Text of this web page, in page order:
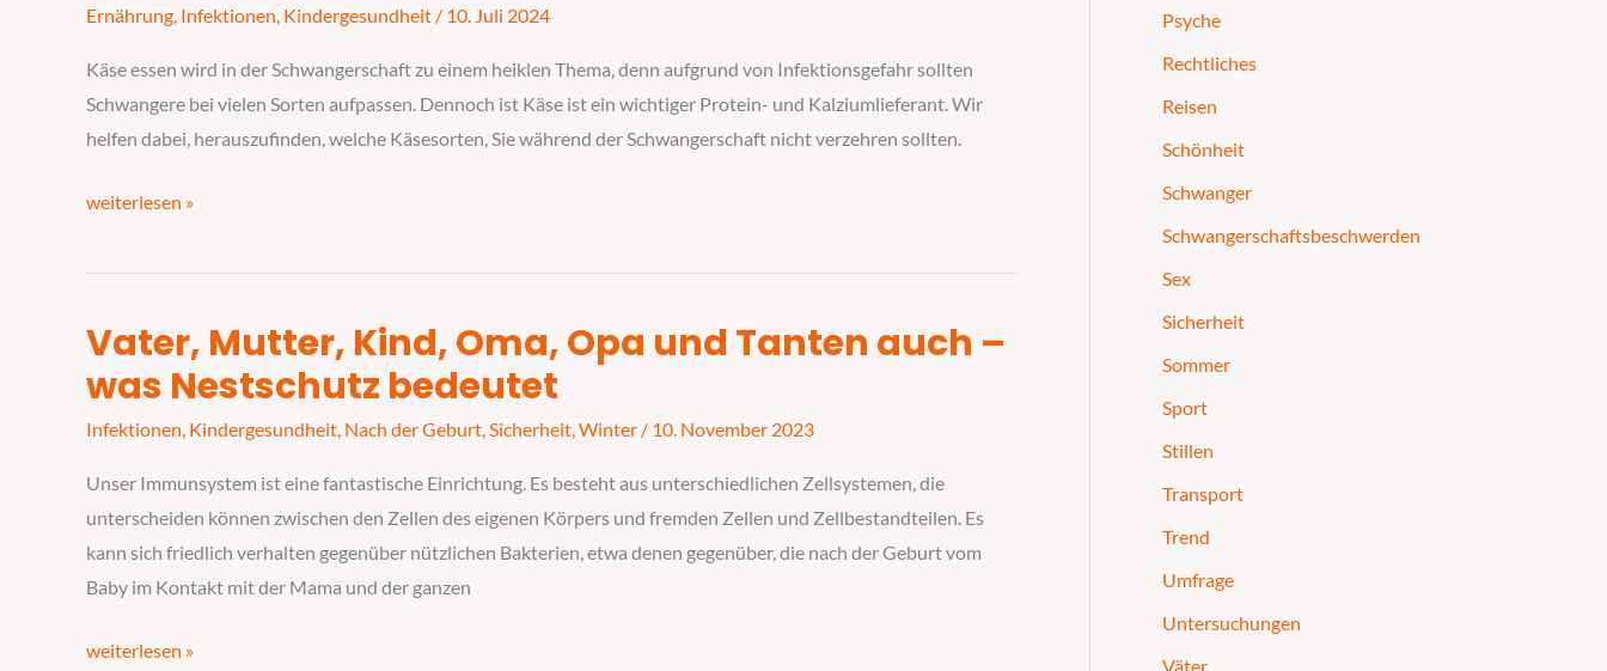
Ernährung, Infektionen, Kindergesundheit / 10. Juli 2024
Käse essen wird in der Schwangerschaft zu einem heiklen Thema, denn aufgrund von Infektionsgefahr sollten
Schwangere bei vielen Sorten aufpassen. Dennoch ist Käse ist ein wichtiger Protein- und Kalziumlieferant. Wir
helfen dabei, herauszufinden, welche Käsesorten, Sie während der Schwangerschaft nicht verzehren sollten.
Schwangerschaft
–
welchen
darf
essen?
weiterlesen »
Vater, Mutter, Kind, Oma, Opa und Tanten auch –
was Nestschutz bedeutet
Infektionen, Kindergesundheit, Nach der Geburt,Sicherheit,Winter / 10. November 2023
Unser Immunsystem ist eine fantastische Einrichtung. Es besteht aus unterschiedlichen Zellsystemen, die
unterscheiden können zwischen den Zellen des eigenen Körpers und fremden Zellen und Zellbestandteilen. Es
kann sich friedlich verhalten gegenüber nützlichen Bakterien, etwa denen gegenüber, die nach der Geburt vom
Baby im Kontakt mit der Mama und der ganzen
Vater,
Mutter,
Oma,
Opa
und
Tanten
auch
was
weiterlesen »
Psyche
Rechtliches
Reisen
Schönheit
Schwanger
Schwangerschaftsbeschwerden
Sex
Sicherheit
Sommer
Sport
Stillen
Transport
Trend
Umfrage
Untersuchungen
Väter